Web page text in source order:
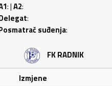
: |A2:
:
suđenja:
FK RADNIK
Izmjene